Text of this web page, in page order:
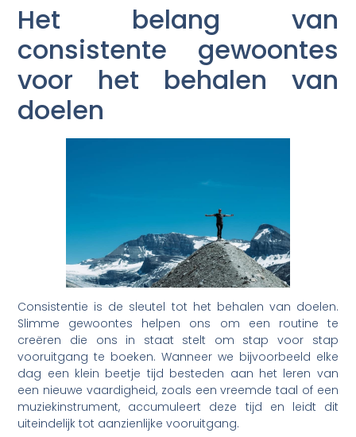
Het belang van
consistente gewoontes
voor het behalen van
doelen
Consistentie is de sleutel tot het behalen van doelen.
Slimme gewoontes helpen ons om een routine te
creëren die ons in staat stelt om stap voor stap
vooruitgang te boeken. Wanneer we bijvoorbeeld elke
dag een klein beetje tijd besteden aan het leren van
een nieuwe vaardigheid, zoals een vreemde taal of een
muziekinstrument, accumuleert deze tijd en leidt dit
uiteindelijk tot aanzienlijke vooruitgang.